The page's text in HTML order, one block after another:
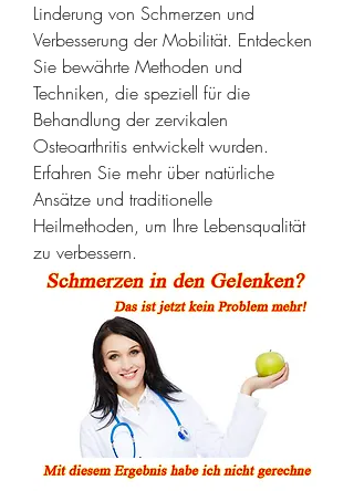
Linderung von Schmerzen und
Verbesserung der Mobilität. Entdecken
Sie bewährte Methoden und
Techniken, die speziell für die
Behandlung der zervikalen
Osteoarthritis entwickelt wurden.
Erfahren Sie mehr über natürliche
Ansätze und traditionelle
Heilmethoden, um Ihre Lebensqualität
zu verbessern.